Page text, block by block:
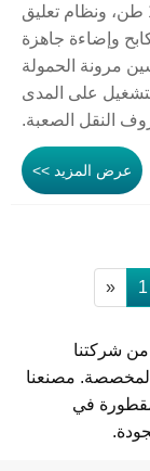
ومحاور 4 × 13 طن، ونظام تعليق
جاهزة
الحمولة
المدى
الصعبة.
>>
مصنعنا